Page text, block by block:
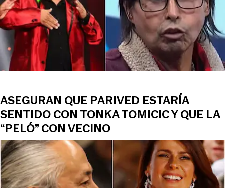
ASEGURAN QUE PARIVED ESTARÍA
SENTIDO CON TONKA TOMICIC Y QUE LA
“PELÓ” CON VECINO